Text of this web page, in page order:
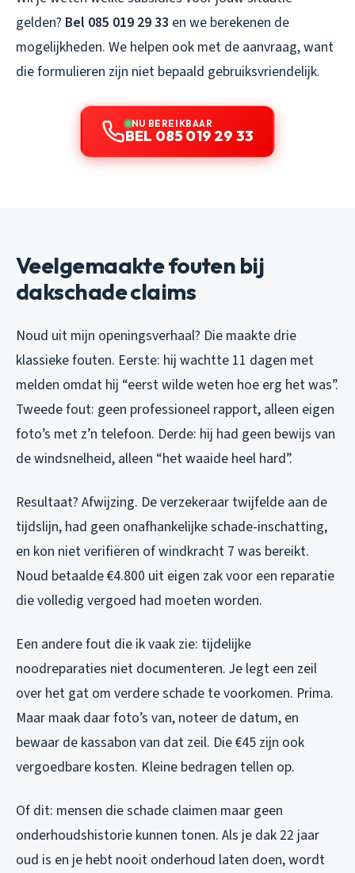
gelden? Bel 085 019 29 33 en we berekenen de
mogelijkheden. We helpen ook met de aanvraag, want
die formulieren zijn niet bepaald gebruiksvriendelijk.
NU BEREIKBAAR
BEL 085 019 29 33
Veelgemaakte fouten bij
dakschade claims
Noud uit mijn openingsverhaal? Die maakte drie
klassieke fouten. Eerste: hij wachtte 11 dagen met
melden omdat hij “eerst wilde weten hoe erg het was”.
Tweede fout: geen professioneel rapport, alleen eigen
foto’s met z’n telefoon. Derde: hij had geen bewijs van
de windsnelheid, alleen “het waaide heel hard”.
Resultaat? Afwijzing. De verzekeraar twijfelde aan de
tijdslijn, had geen onafhankelijke schade-inschatting,
en kon niet verifiëren of windkracht 7 was bereikt.
Noud betaalde €4.800 uit eigen zak voor een reparatie
die volledig vergoed had moeten worden.
Een andere fout die ik vaak zie: tijdelijke
noodreparaties niet documenteren. Je legt een zeil
over het gat om verdere schade te voorkomen. Prima.
Maar maak daar foto’s van, noteer de datum, en
bewaar de kassabon van dat zeil. Die €45 zijn ook
vergoedbare kosten. Kleine bedragen tellen op.
Of dit: mensen die schade claimen maar geen
onderhoudshistorie kunnen tonen. Als je dak 22 jaar
oud is en je hebt nooit onderhoud laten doen, wordt